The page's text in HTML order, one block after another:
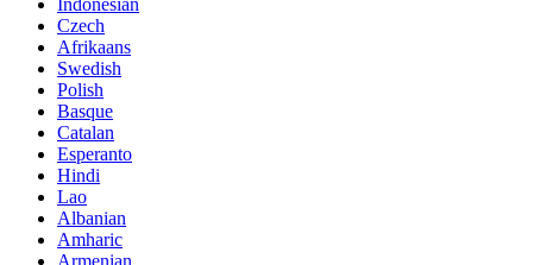
Indonesian
Czech
Afrikaans
Swedish
Polish
Basque
Catalan
Esperanto
Hindi
Lao
Albanian
Amharic
Armenian